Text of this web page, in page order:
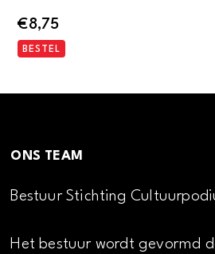
€8,75
BESTEL
ONS TEAM
Bestuur Stichting
Het bestuur wordt gevormd